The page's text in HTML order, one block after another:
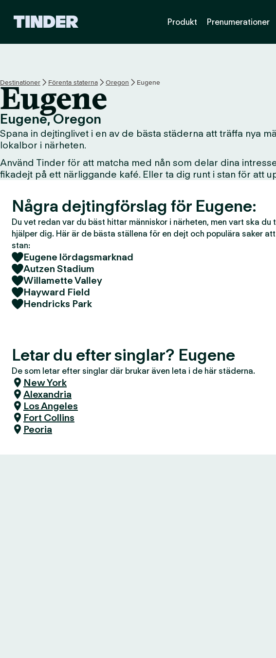
s
s
r
t
s
d
a
Produkt Prenumerationer
Destinationer Förenta staterna Oregon Eugene
Eugene
Eugene, Oregon
Spana in dejtinglivet i en av de bästa städerna att träffa nya
lokalbor i närheten.
Använd Tinder för att matcha med nån som delar dina
fikadejt på ett närliggande kafé. Eller ta dig runt i stan för att
Några dejtingförslag för Eugene:
Du vet redan var du bäst hittar människor i närheten, men vart ska du
hjälper dig. Här är de bästa ställena för en dejt och populära saker
stan:
Eugene lördagsmarknad
Autzen Stadium
Willamette Valley
Hayward Field
Hendricks Park
Letar du efter singlar? Eugene
De som letar efter singlar där brukar även leta i de här städerna.
New York
Alexandria
Los Angeles
Fort Collins
Peoria